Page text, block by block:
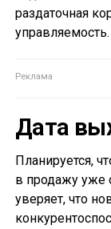
раздаточная
управляемость.
Дата
Планируется,
в продажу уже
уверяет, что